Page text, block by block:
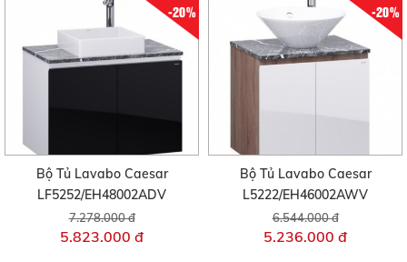
-20%
Bộ Tủ Lavabo Caesar
LF5252/EH48002ADV
7.278.000 đ
5.823.000 đ
-20%
Bộ Tủ Lavabo Caesar
L5222/EH46002AWV
6.544.000 đ
5.236.000 đ